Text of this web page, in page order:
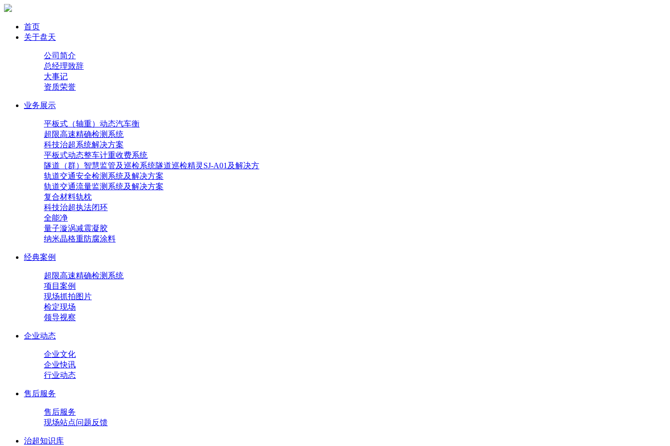
首页
关于盘天
公司简介
总经理致辞
大事记
资质荣誉
业务展示
平板式（轴重）动态汽车衡
超限高速精确检测系统
科技治超系统解决方案
平板式动态整车计重收费系统
隧道（群）智慧监管及巡检系统隧道巡检精灵SJ-A01及解决方
轨道交通安全检测系统及解决方案
轨道交通流量监测系统及解决方案
复合材料轨枕
科技治超执法闭环
全能净
量子漩涡减震凝胶
纳米晶格重防腐涂料
经典案例
超限高速精确检测系统
项目案例
现场抓拍图片
检定现场
领导视察
企业动态
企业文化
企业快讯
行业动态
售后服务
售后服务
现场站点问题反馈
治超知识库